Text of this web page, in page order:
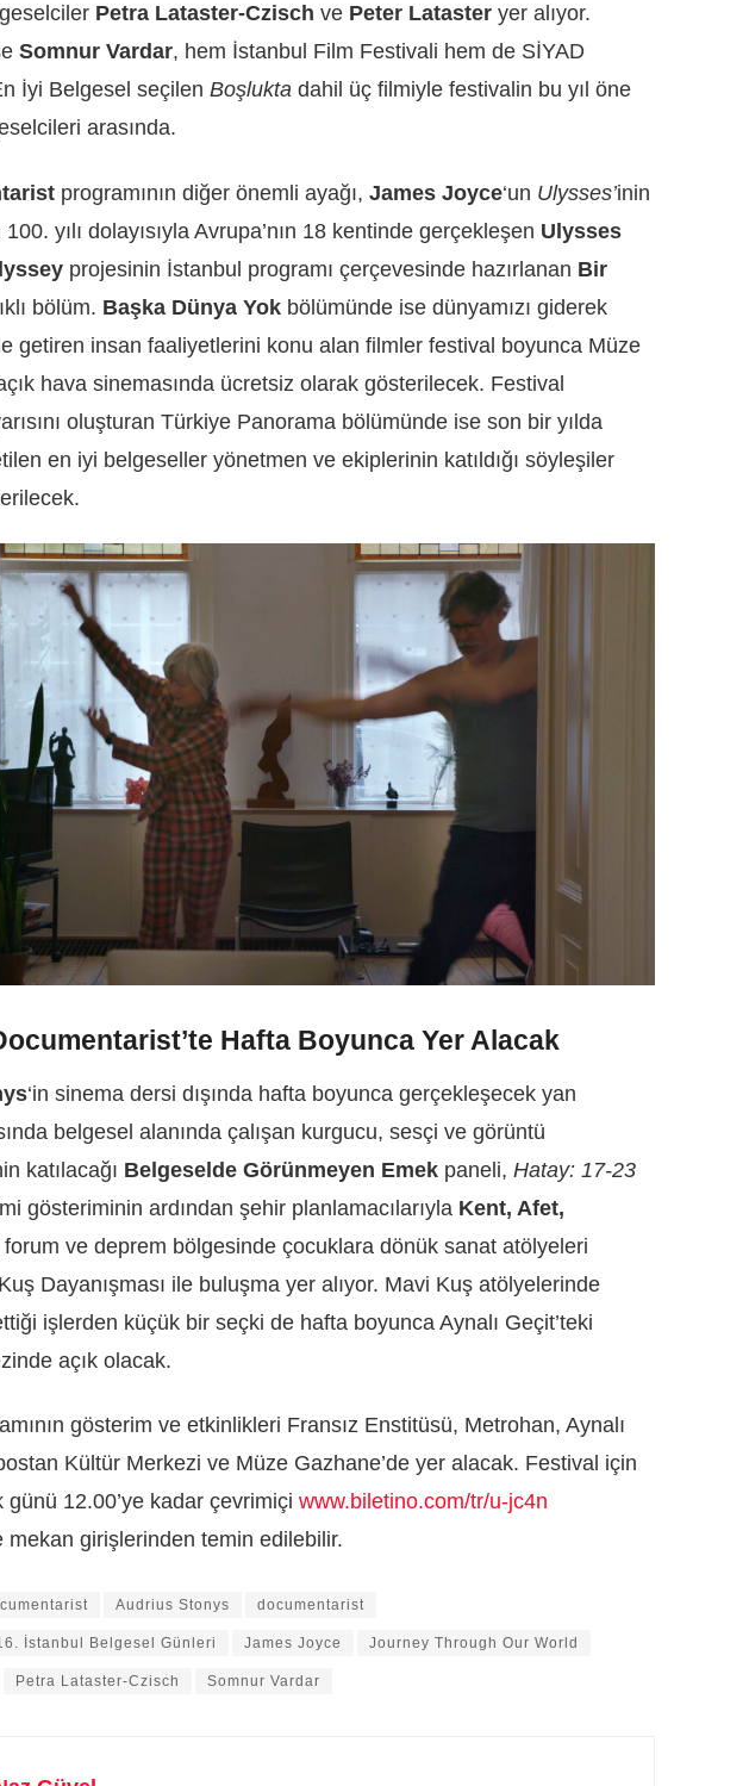
Petra Lataster-Czisch ve Peter Lataster yer alıyor.
Somnur Vardar, hem İstanbul Film Festivali hem de SİYAD
İyi Belgesel seçilen Boşlukta dahil üç filmiyle festivalin bu yıl öne
arasında.
programının diğer önemli ayağı, James Joyce‘un Ulysses’inin
100. yılı dolayısıyla Avrupa’nın 18 kentinde gerçekleşen Ulysses
projesinin İstanbul programı çerçevesinde hazırlanan Bir
bölüm. Başka Dünya Yok bölümünde ise dünyamızı giderek
getiren insan faaliyetlerini konu alan filmler festival boyunca Müze
hava sinemasında ücretsiz olarak gösterilecek. Festival
oluşturan Türkiye Panorama bölümünde ise son bir yılda
en iyi belgeseller yönetmen ve ekiplerinin katıldığı söyleşiler
Hafta Boyunca Yer Alacak
‘in sinema dersi dışında hafta boyunca gerçekleşecek yan
belgesel alanında çalışan kurgucu, sesçi ve görüntü
katılacağı Belgeselde Görünmeyen Emek paneli, Hatay: 17-23
gösteriminin ardından şehir planlamacılarıyla Kent, Afet,
forum ve deprem bölgesinde çocuklara dönük sanat atölyeleri
Dayanışması ile buluşma yer alıyor. Mavi Kuş atölyelerinde
işlerden küçük bir seçki de hafta boyunca Aynalı Geçit’teki
açık olacak.
gösterim ve etkinlikleri Fransız Enstitüsü, Metrohan, Aynalı
Kültür Merkezi ve Müze Gazhane’de yer alacak. Festival için
günü 12.00’ye kadar çevrimiçi www.biletino.com/tr/u-jc4n
mekan girişlerinden temin edilebilir.
Audrius Stonys documentarist
İstanbul Belgesel Günleri James Joyce Journey Through Our World
Petra Lataster-Czisch Somnur Vardar